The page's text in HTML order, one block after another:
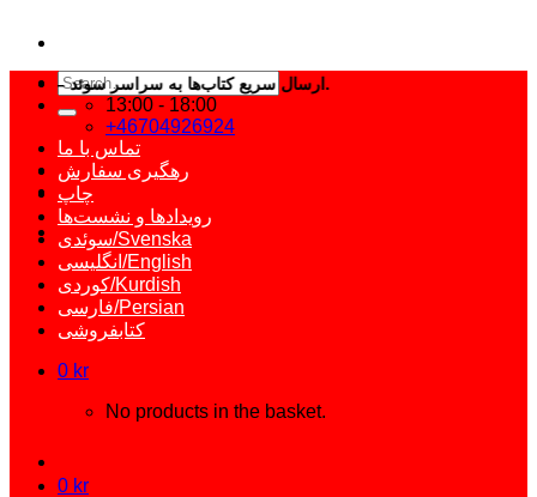
ارسال سریع کتاب‌ها به سراسر سوئد – کتابی که می‌خواهید فقط یک کلیک فاصله دارد.
13:00 - 18:00
+46704926924
Search
for:
تماس با ما
رهگیری سفارش
چاپ
رویدادها و نشست‌ها
سوئدی/Svenska
انگلیسی/English
کوردی/Kurdish
فارسی/Persian
کتابفروشی
0 kr
No products in the basket.
0 kr